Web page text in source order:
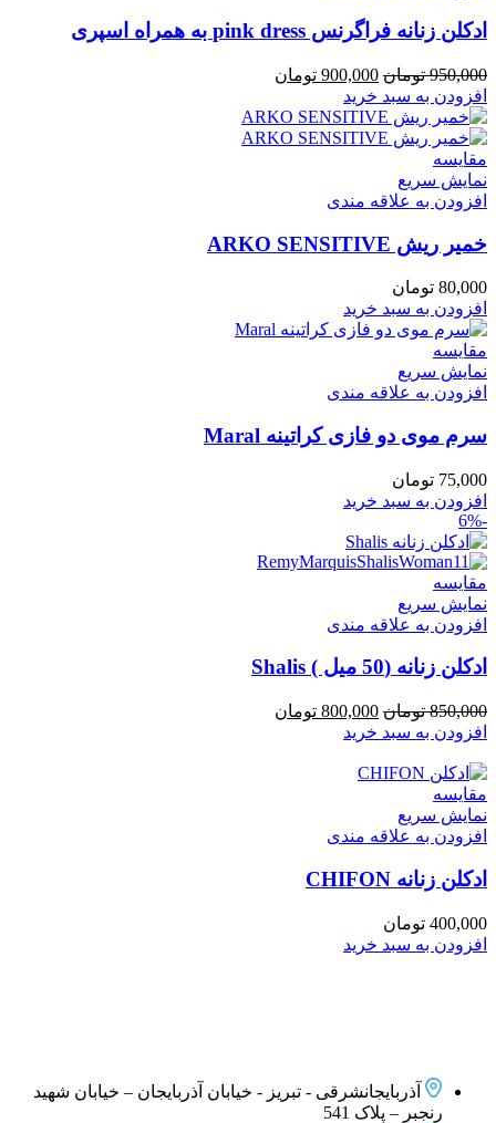
ادکلن زنانه فراگرنس pink dress به همراه اسپری
950,000 تومان قیمت
اصلی
950,000 تومان
بود.
900,000 تومان
است.
افزودن به سبد خرید
مقايسه
نمایش سریع
افزودن به علاقه مندی
خمير ريش ARKO SENSITIVE
80,000 تومان
افزودن به سبد خرید
مقايسه
نمایش سریع
افزودن به علاقه مندی
سرم موی دو فازی کراتینه Maral
75,000 تومان
افزودن به سبد خرید
-6%
مقايسه
نمایش سریع
افزودن به علاقه مندی
ادکلن زنانه (50 میل ) Shalis
850,000 تومان قیمت
اصلی
بود.
800,000 تومان
افزودن به سبد خرید
مقايسه
نمایش سریع
افزودن به علاقه مندی
ادكلن زنانه CHIFON
400,000 تومان
افزودن به سبد خرید
آذربایجانشرقی - تبریز - خیابان آذربایجان – خیابان شهید
رنجبر – پلاک 541